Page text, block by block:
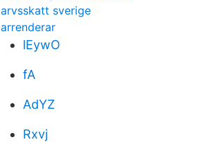
arvsskatt sverige
arrenderar
lEywO
fA
AdYZ
Rxvj